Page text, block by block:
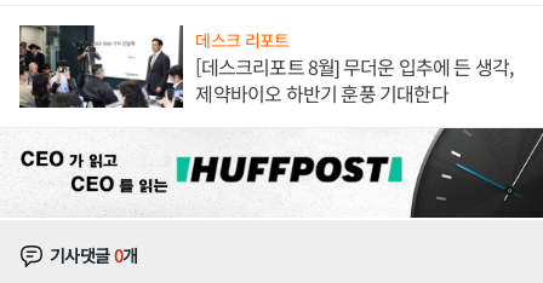
데스크 리포트
[데스크리포트 8월] 무더운 입추에 든 생각,
제약바이오 하반기 훈풍 기대한다
기사댓글0개